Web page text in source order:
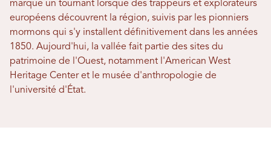
marque un tournant lorsque des trappeurs et explorateurs
européens découvrent la région, suivis par les pionniers
mormons qui s'y installent définitivement dans les années
1850. Aujourd'hui, la vallée fait partie des sites du
patrimoine de l'Ouest, notamment l'American West
Heritage Center et le musée d'anthropologie de
l'université d'État.